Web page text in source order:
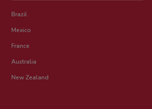
Brazil
Mexico
France
Australia
New Zealand